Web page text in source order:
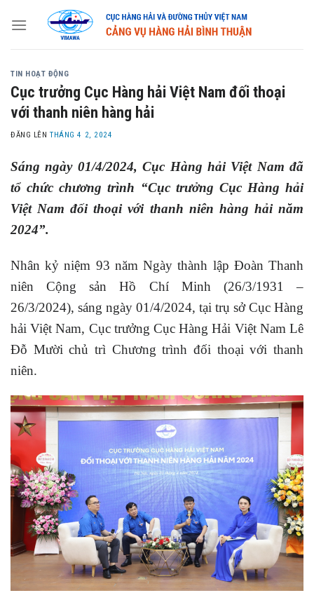
TIN HOẠT ĐỘNG
Cục trưởng Cục Hàng hải Việt Nam đối thoại
với thanh niên hàng hải
ĐĂNG LÊNTHÁNG 4 2, 2024
Sáng ngày 01/4/2024, Cục Hàng hải Việt Nam đã
tổ chức chương trình “Cục trưởng Cục Hàng hải
Việt Nam đối thoại với thanh niên hàng hải năm
2024”.
Nhân kỷ niệm 93 năm Ngày thành lập Đoàn Thanh
niên Cộng sản Hồ Chí Minh (26/3/1931 –
26/3/2024), sáng ngày 01/4/2024, tại trụ sở Cục Hàng
hải Việt Nam, Cục trưởng Cục Hàng Hải Việt Nam Lê
Đỗ Mười chủ trì Chương trình đối thoại với thanh
niên.